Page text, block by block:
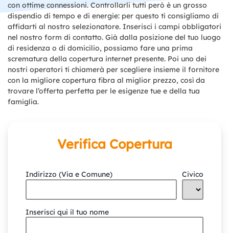
BLOG
con ottime connessioni. Controllarli tutti però è un grosso
dispendio di tempo e di energie: per questo ti consigliamo di
affidarti al nostro selezionatore. Inserisci i campi obbligatori
nel nostro form di contatto. Già dalla posizione del tuo luogo
di residenza o di domicilio, possiamo fare una prima
scrematura della copertura internet presente. Poi uno dei
nostri operatori ti chiamerà per scegliere insieme il fornitore
con la migliore copertura fibra al miglior prezzo, così da
trovare l’offerta perfetta per le esigenze tue e della tua
famiglia.
Verifica Copertura
Indirizzo (Via e Comune) Civico
Inserisci qui il tuo nome